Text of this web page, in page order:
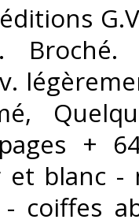
Broché.
+
et blanc -
- coiffes